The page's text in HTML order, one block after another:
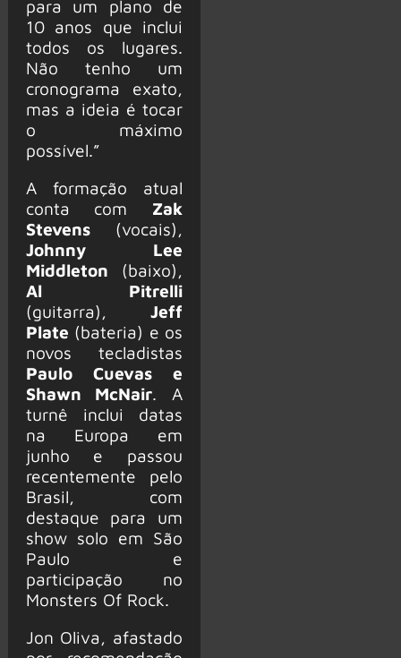
para um plano de
10 anos que inclui
todos os lugares.
Não tenho um
cronograma exato,
mas a ideia é tocar
o máximo
possível.”
A formação atual
conta com Zak
Stevens(vocais),
Johnny Lee
Middleton (baixo),
Al Pitrelli
(guitarra), Jeff
Plate (bateria) e os
novos tecladistas
Paulo Cuevas e
Shawn McNair. A
turnê inclui datas
na Europa em
junho e passou
recentemente pelo
Brasil, com
destaque para um
show solo em São
Paulo e
participação no
Monsters Of Rock.
Jon Oliva, afastado